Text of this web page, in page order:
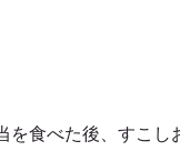
を食べた後、すこ